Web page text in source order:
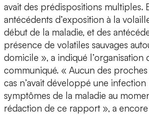
avait des prédispositions multiples.
antécédents d’exposition à la
début de la maladie, et des
présence de volatiles sauvages
domicile », a indiqué l’organisation
communiqué. « Aucun des
cas n’avait développé une infection
symptômes de la maladie au
rédaction de ce rapport », a encore